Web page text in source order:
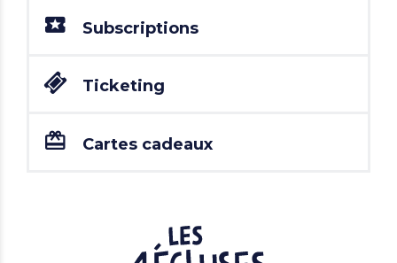
Subscriptions
Ticketing
Cartes cadeaux